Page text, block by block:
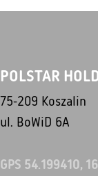
POLSTAR
75-209 Koszalin
ul. BoWiD 6A
GPS 54.199410,